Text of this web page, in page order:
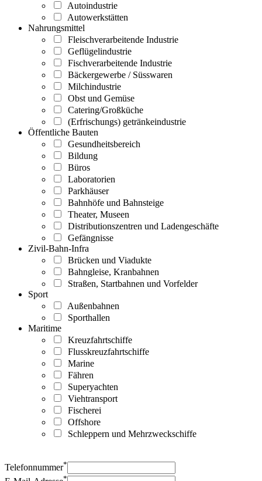
Autoindustrie
Autowerkstätten
Nahrungsmittel
Fleischverarbeitende Industrie
Geflügelindustrie
Fischverarbeitende Industrie
Bäckergewerbe / Süsswaren
Milchindustrie
Obst und Gemüse
Catering/Großküche
(Erfrischungs) getränkeindustrie
Öffentliche Bauten
Gesundheitsbereich
Bildung
Büros
Laboratorien
Parkhäuser
Bahnhöfe und Bahnsteige
Theater, Museen
Distributionszentren und Ladengeschäfte
Gefängnisse
Zivil-Bahn-Infra
Brücken und Viadukte
Bahngleise, Kranbahnen
Straßen, Startbahnen und Vorfelder
Sport
Außenbahnen
Sporthallen
Maritime
Kreuzfahrtschiffe
Flusskreuzfahrtschiffe
Marine
Fähren
Superyachten
Viehtransport
Fischerei
Offshore
Schleppern und Mehrzweckschiffe
Telefonnummer*
*